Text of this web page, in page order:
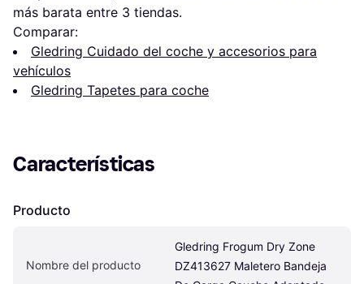
más barata entre 3 tiendas.
Comparar:
Gledring Cuidado del coche y accesorios para
vehículos
Gledring Tapetes para coche
Características
Producto
Nombre del producto
Gledring Frogum Dry Zone
DZ413627 Maletero Bandeja